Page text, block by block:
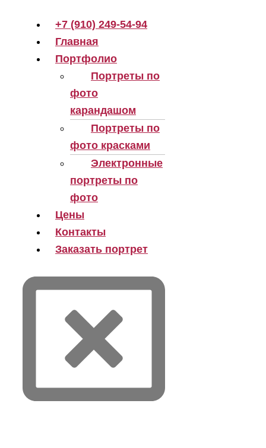
+7 (910) 249-54-94
Главная
Портфолио
Портреты по
фото
карандашом
Портреты по
фото красками
Электронные
портреты по
фото
Цены
Контакты
Заказать портрет